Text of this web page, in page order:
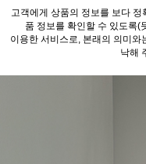
고객에게 상품의 정보를 보다
품 정보를 확인할 수 있도록(
이용한 서비스로, 본래의 의미와
낙해